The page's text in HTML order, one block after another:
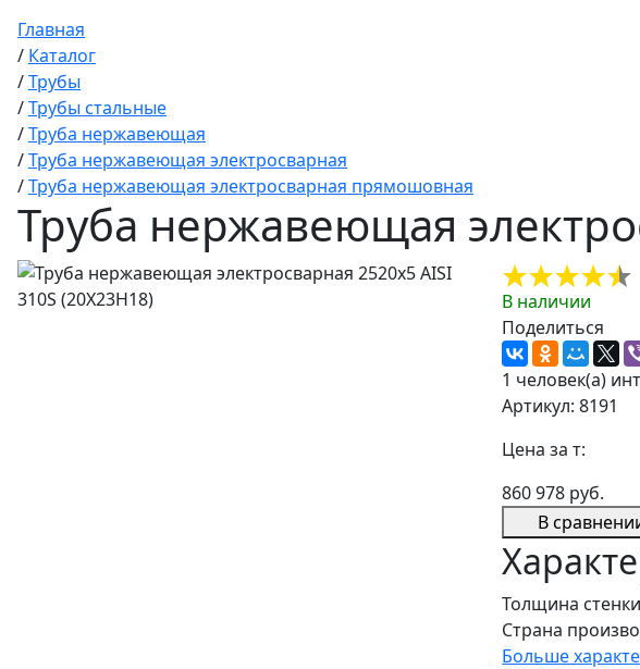
Главная
/ Каталог
/Трубы
/Трубы стальные
/Труба нержавеющая
/Труба нержавеющая электросварная
/Труба нержавеющая электросварная прямошовная
Труба нержавеющая
В наличии
Поделиться
1 человек(а)
Артикул: 8191
Цена за т:
860 978 руб.
В
Толщина
Страна
Больше